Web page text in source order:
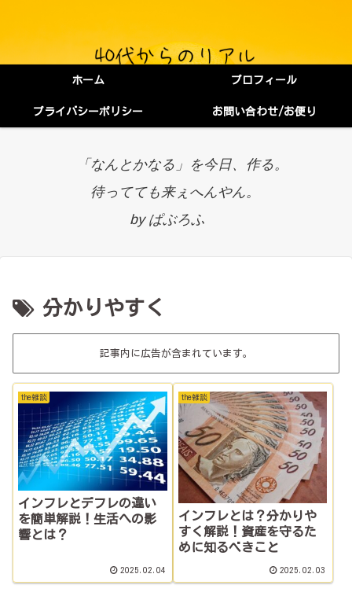
ホーム プロフィール
プライバシーポリシー お問い合わせ/お便り
「なんとかなる」を今日、作る。
待ってても来ぇへんやん。
by ぱぶろふ
分かりやすく
記事内に広告が含まれています。
the雑談
インフレとデフレの違い
を簡単解説！生活への影
響とは？
2025.02.04
the雑談
インフレとは？分かりや
すく解説！資産を守るた
めに知るべきこと
2025.02.03